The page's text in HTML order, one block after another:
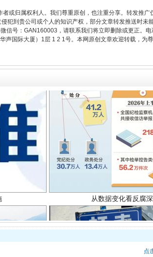
或归属权利人。我们尊重原创，也注重分享。转发推广
犯到贵公司或个人的知识产权，部分文章转发推送时未
信号：GAN160003，请联系我们将立即删除或更正。
国际大厦）1层 1 2 1号。本网原创文章欢迎转载，为
让核能赋能千行百
从数据变化看反腐
点